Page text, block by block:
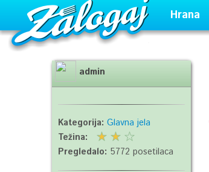
Hrana
admin
Kategorija: Glavna jela
Težina:
Pregledalo: 5772 posetilaca